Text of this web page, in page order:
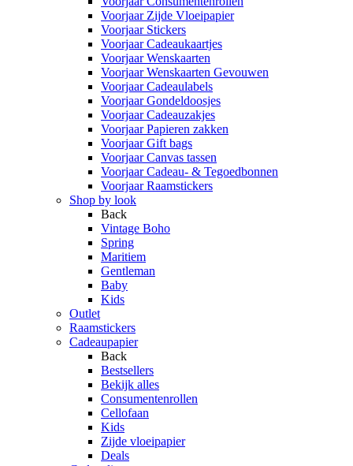
Voorjaar Zijde Vloeipapier
Voorjaar Stickers
Voorjaar Cadeaukaartjes
Voorjaar Wenskaarten
Voorjaar Wenskaarten Gevouwen
Voorjaar Cadeaulabels
Voorjaar Gondeldoosjes
Voorjaar Cadeauzakjes
Voorjaar Papieren zakken
Voorjaar Gift bags
Voorjaar Canvas tassen
Voorjaar Cadeau- & Tegoedbonnen
Voorjaar Raamstickers
Shop by look
Back
Vintage Boho
Spring
Maritiem
Gentleman
Baby
Kids
Outlet
Raamstickers
Cadeaupapier
Back
Bestsellers
Bekijk alles
Consumentenrollen
Cellofaan
Kids
Zijde vloeipapier
Deals